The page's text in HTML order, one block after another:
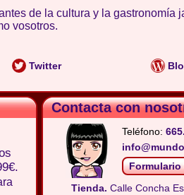
de la cultura y la gastronomía
vosotros.
Twitter
Contacta con
Teléfono:
Tienda. Calle Concha